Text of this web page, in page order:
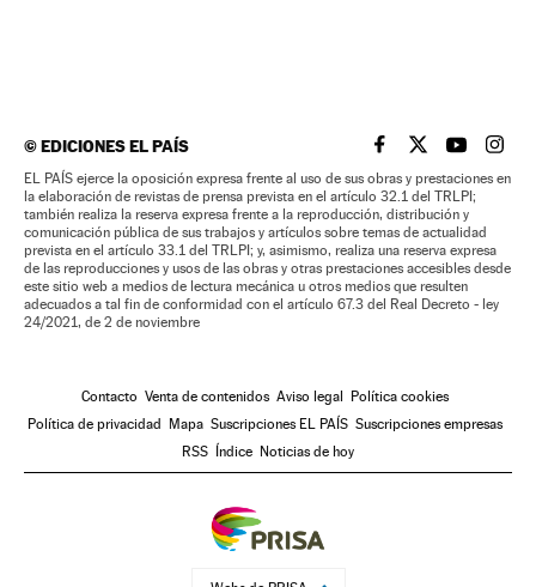
©EDICIONES EL PAÍS EL PAÍS BRASIL EN
EL PAÍSEL PAÍS
EL
EL PAÍS ejerce la oposición expresa frente al uso de sus obras y prestaciones en
la elaboración de revistas de prensa prevista en el artículo 32.1 del TRLPI;
también realiza la reserva expresa frente a la reproducción, distribución y
comunicación pública de sus trabajos y artículos sobre temas de actualidad
prevista en el artículo 33.1 del TRLPI; y, asimismo, realiza una reserva expresa
de las reproducciones y usos de las obras y otras prestaciones accesibles desde
este sitio web a medios de lectura mecánica u otros medios que resulten
adecuados a tal fin de conformidad con el artículo 67.3 del Real Decreto - ley
24/2021, de 2 de noviembre
Contacto Venta de contenidos Aviso legal Política cookies
Política de privacidad Mapa Suscripciones EL PAÍS Suscripciones empresas
RSS Índice Noticias de hoy